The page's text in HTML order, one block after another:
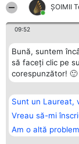
ȘOIMII
09:52
Bună, suntem
să faceți clic pe
corespunzător! 🙂
Sunt un Laureat,
Vreau să-mi
Am o altă
8.7
Organizator Ranking
Aleea Timisul De Sus 2
Sc. A Et. 4 Ap. 13 Cod
București
CUI 36737675
tel: +40 770 990 492